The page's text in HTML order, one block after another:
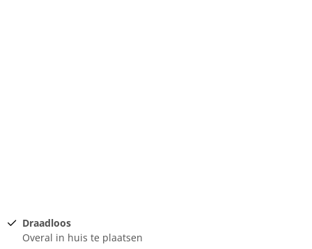
Draadloos
Overal in huis te plaatsen